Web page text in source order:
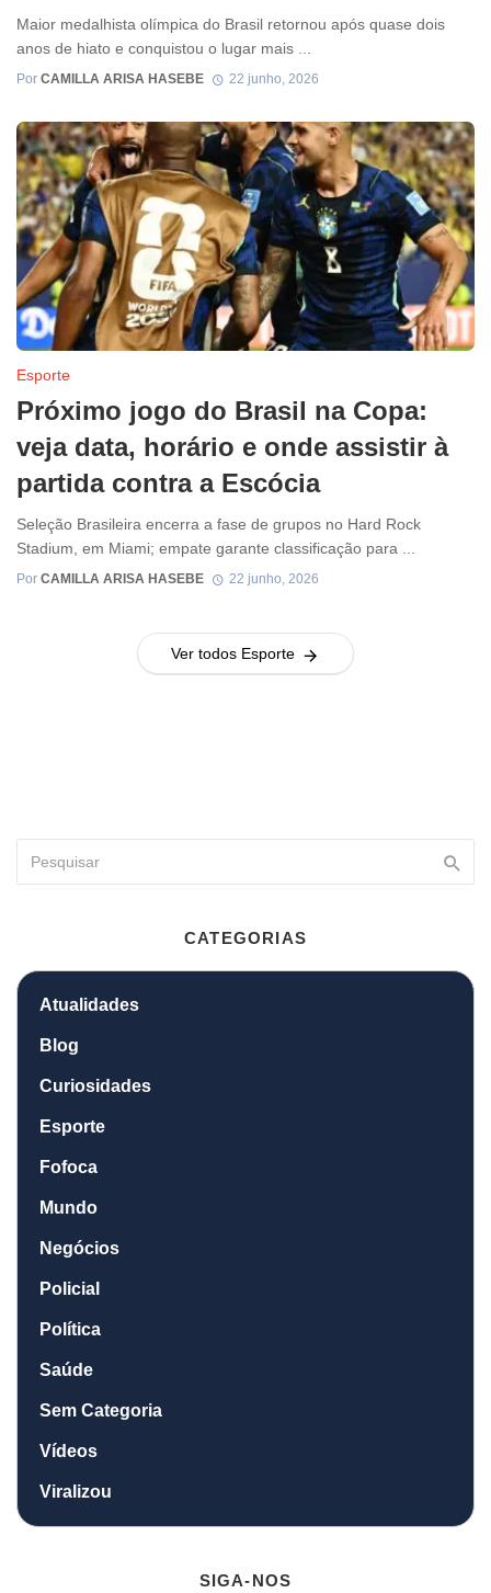
Maior medalhista olímpica do Brasil retornou após quase dois
anos de hiato e conquistou o lugar mais ...
Por CAMILLA ARISA HASEBE 22 junho, 2026
Esporte
Próximo jogo do Brasil na Copa:
veja data, horário e onde assistir à
partida contra a Escócia
Seleção Brasileira encerra a fase de grupos no Hard Rock
Stadium, em Miami; empate garante classificação para ...
Por CAMILLA ARISA HASEBE 22 junho, 2026
Ver todos Esporte
CATEGORIAS
Atualidades
Blog
Curiosidades
Esporte
Fofoca
Mundo
Negócios
Policial
Política
Saúde
Sem Categoria
Vídeos
Viralizou
SIGA-NOS